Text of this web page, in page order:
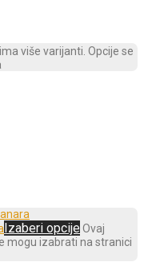
više varijanti. Opcije se
Izaberi opcije Ovaj
mogu izabrati na stranici